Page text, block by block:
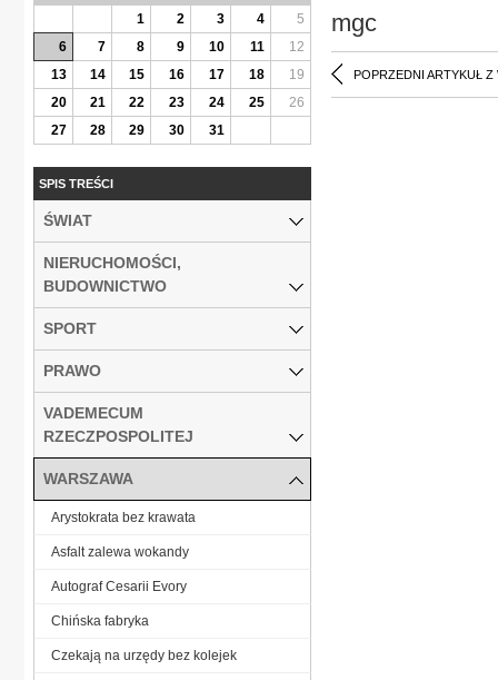
mgc
POPRZEDNI ARTYKUŁ Z
1
2 3 4
5
6
7 8 9 10 11
12
13
14 15 16 17 18
19
20
21 22 23 24 25
26
27
28 29 30 31
SPIS TREŚCI
ŚWIAT
NIERUCHOMOŚCI,
BUDOWNICTWO
SPORT
PRAWO
VADEMECUM
RZECZPOSPOLITEJ
WARSZAWA
Arystokrata bez krawata
Asfalt zalewa wokandy
Autograf Cesarii Evory
Chińska fabryka
Czekają na urzędy bez kolejek